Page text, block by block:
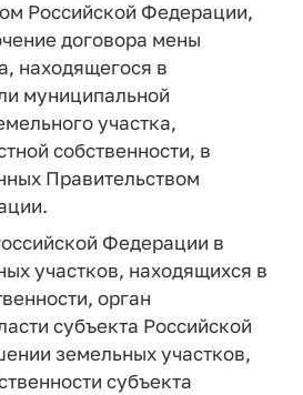
Российской Федерации,
договора мены
находящегося в
муниципальной
участка,
собственности, в
Правительством
Федерации в
участков, находящихся в
орган
субъекта Российской
земельных участков,
субъекта